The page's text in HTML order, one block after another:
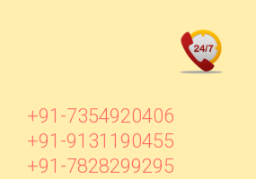
+91-7354920406
+91-9131190455
+91-7828299295